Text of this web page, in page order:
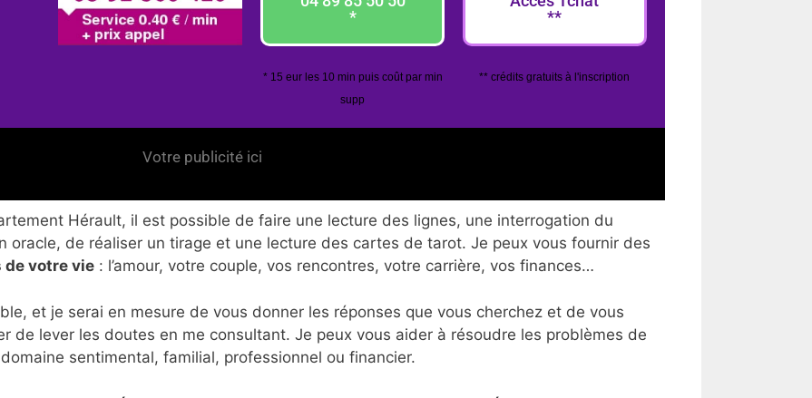
*
* 15 eur les 10 min puis coût par min
supp
**
** crédits gratuits à l'inscription
Votre publicité ici
Hérault, il est possible de faire une lecture des lignes, une interrogation du
oracle, de réaliser un tirage et une lecture des cartes de tarot. Je peux vous fournir des
de votre vie : l’amour, votre couple, vos rencontres, votre carrière, vos finances…
et je serai en mesure de vous donner les réponses que vous cherchez et de vous
de lever les doutes en me consultant. Je peux vous aider à résoudre les problèmes de
sentimental, familial, professionnel ou financier.